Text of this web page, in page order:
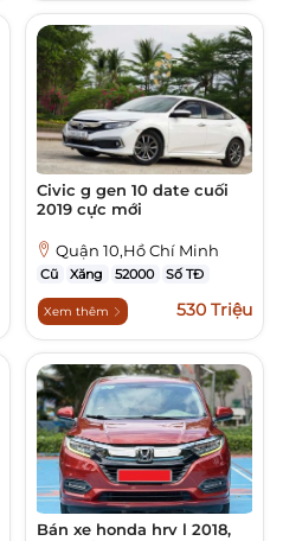
Civic g gen 10 date cuối
2019 cực mới
Quận 10,Hồ Chí Minh
Cũ Xăng 52000 Số TĐ
Xem thêm 530 Triệu
Bán xe honda hrv l 2018,